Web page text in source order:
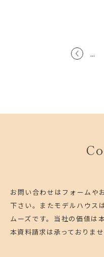
...
お問い合わせはフォームや
下さい。 またモデルハウス
ムーズです。 当社の価値は
本資料請求は承っておりませ